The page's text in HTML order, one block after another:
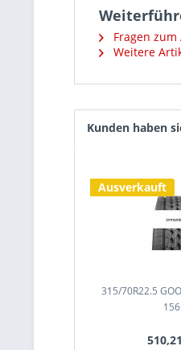
Fragen zum
Weitere
Kunden haben
Ausverkauft
315/70R22.5